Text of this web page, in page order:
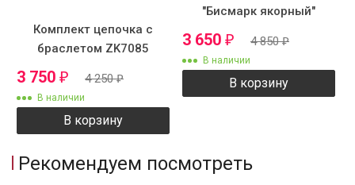
Комплект цепочка с
браслетом ZK7085
3 750 ₽ 4 250₽
В наличии
В корзину
"Бисмарк якорный"
3 650 ₽ 4 850₽
В наличии
В корзину
Рекомендуем посмотреть